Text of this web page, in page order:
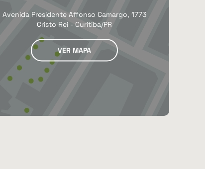
Avenida Presidente Affonso Camargo, 1773
Cristo Rei - Curitiba/PR
VER MAPA